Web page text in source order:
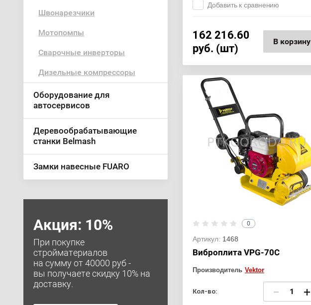
Швонарезчики
Мотопомпы
Сварочные инверторы
Дизельные компрессоры
Оборудование для
автосервисов
Деревообрабатывающие
станки Belmash
Замки навесные FUARO
Акция: 10%
При покупке
стройматериалов
на сумму от 40000 руб -
вы получаете скидку 10% на
доставку.
Добавить к сравнению
162 216.60
руб. (шт)
В корзину
0
Артикул: 1468
Виброплита VPG-70C
Производитель Vektor
Кол-во: − +